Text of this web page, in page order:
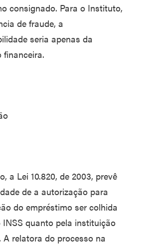
consignado. Para o Instituto,
de fraude, a
seria apenas da
a Lei 10.820, de 2003, prevê
de a autorização para
do empréstimo ser colhida
quanto pela instituição
A relatora do processo na